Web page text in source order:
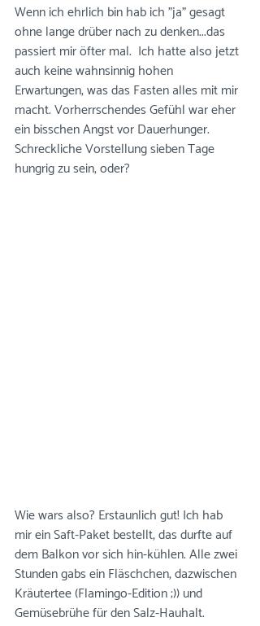
Wenn ich ehrlich bin hab ich "ja" gesagt
ohne lange drüber nach zu denken...das
passiert mir öfter mal.  Ich hatte also jetzt
auch keine wahnsinnig hohen
Erwartungen, was das Fasten alles mit mir
macht. Vorherrschendes Gefühl war eher
ein bisschen Angst vor Dauerhunger.
Schreckliche Vorstellung sieben Tage
hungrig zu sein, oder?
Wie wars also? Erstaunlich gut! Ich hab
mir ein Saft-Paket bestellt, das durfte auf
dem Balkon vor sich hin-kühlen. Alle zwei
Stunden gabs ein Fläschchen, dazwischen
Kräutertee (Flamingo-Edition ;)) und
Gemüsebrühe für den Salz-Hauhalt.